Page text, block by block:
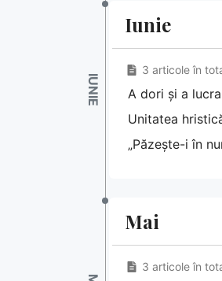
Iunie
3 articole în
A dori și a
Unitatea
„Păzește-i în
Mai
3 articole în